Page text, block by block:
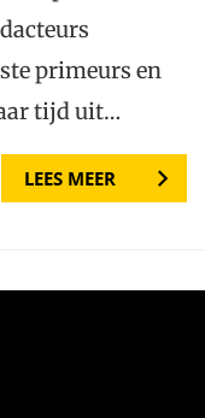
primeurs en
tijd uit…
LEES MEER